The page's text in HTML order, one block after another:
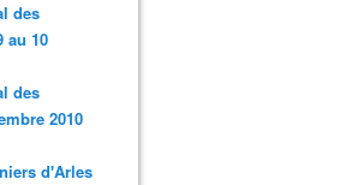
des
au 10
des
2010
d'Arles